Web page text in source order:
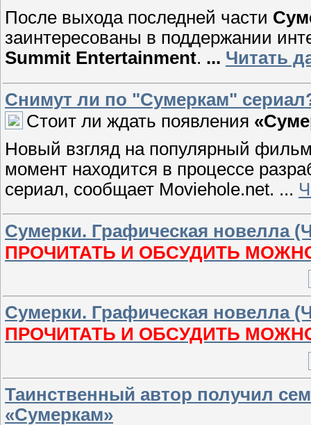
После выхода последней части
заинтересованы в поддержании
Summit Entertainment. ... Читать
Снимут ли по "Сумеркам"
Стоит ли ждать появления
Новый взгляд на популярный
момент находится в процессе
сериал, сообщает Moviehole.net. ...
Сумерки. Графическая новелла
ПРОЧИТАТЬ И ОБСУДИТЬ
Сумерки. Графическая новелла
ПРОЧИТАТЬ И ОБСУДИТЬ
Таинственный автор получил
«Сумеркам»